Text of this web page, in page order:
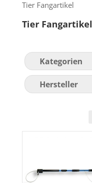
Tier Fangartikel
Tier Fangartikel
Kategorien
Hersteller